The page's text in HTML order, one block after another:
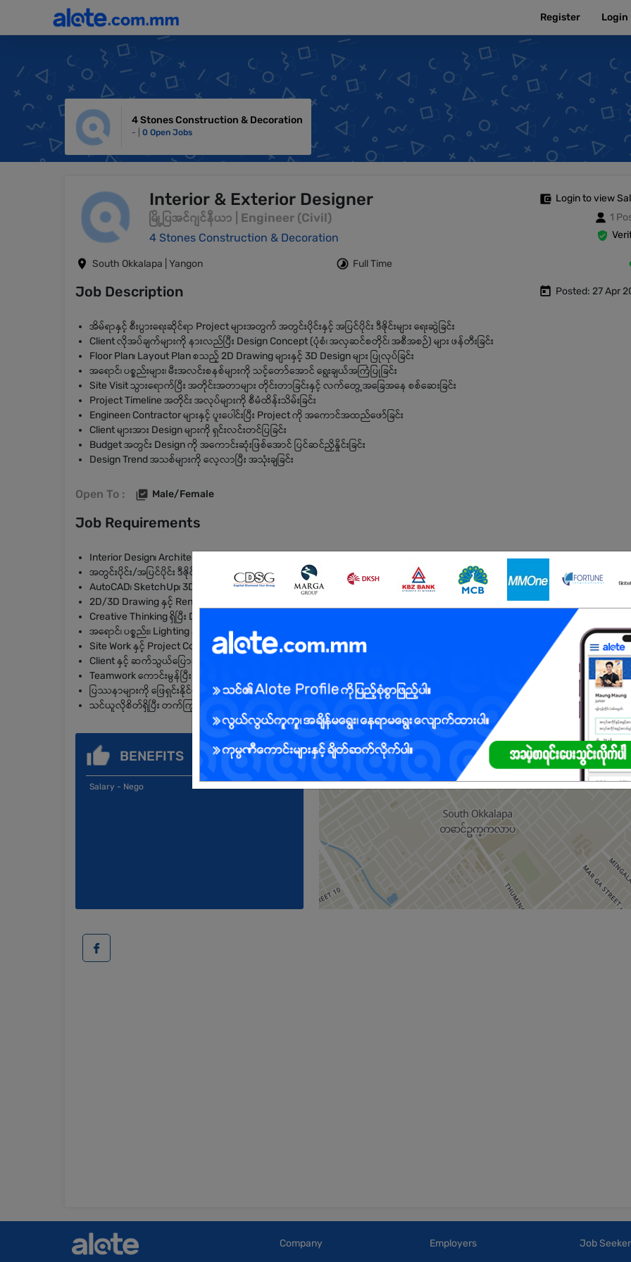
Register Login
4 Stones Construction & Decoration
- | 0 Open Jobs
Interior & Exterior Designer
မြို့ပြအင်ဂျင်နီယာ | Engineer (Civil)
4 Stones Construction & Decoration
Login to view
1
South Okkalapa | Yangon Full Time
Job Description Posted: 27 Apr
အိမ်ရာနှင့် စီးပွားရေးဆိုင်ရာ Project များအတွက် အတွင်းပိုင်းနှင့် အပြင်ပိုင်း ဒီဇိုင်းများ ရေးဆွဲခြင်း
Client လိုအပ်ချက်များကို နားလည်ပြီး Design Concept (ပုံစံ၊ အလှဆင်စတိုင်၊ အစီအစဉ်) များ ဖန်တီးခြင်း
Floor Plan၊ Layout Plan စသည့် 2D Drawing များနှင့် 3D Design များ ပြုလုပ်ခြင်း
အရောင်၊ ပစ္စည်းများ၊ မီးအလင်းစနစ်များကို သင့်တော်အောင် ရွေးချယ်အကြံပြုခြင်း
Site Visit သွားရောက်ပြီး အတိုင်းအတာများ တိုင်းတာခြင်းနှင့် လက်တွေ့အခြေအနေ စစ်ဆေးခြင်း
Project Timeline အတိုင်း အလုပ်များကို စီမံထိန်းသိမ်းခြင်း
Engineer၊ Contractor များနှင့် ပူးပေါင်းပြီး Project ကို အကောင်အထည်ဖော်ခြင်း
Client များအား Design များကို ရှင်းလင်းတင်ပြခြင်း
Budget အတွင်း Design ကို အကောင်းဆုံးဖြစ်အောင် ပြင်ဆင်ညှိနှိုင်းခြင်း
Design Trend အသစ်များကို လေ့လာပြီး အသုံးချခြင်း
Open To : Male/Female
Job Requirements
Interior Design၊ Architecture သို့မဟုတ် ဆိုင်ရာ ဘွဲ့/ဒီပလိုမာ ရရှိထားသူ
အတွင်းပိုင်း/အပြင်ပိုင်း ဒီဇိုင်းလုပ်ငန်း အတွေ့အကြုံ (2–4) နှစ်ရှိသူ
AutoCAD၊ SketchUp၊ 3Ds Max၊ V-Ray၊ Lumion စသည့် Design Software များ အသုံးပြုနိုင်သူ
2D/3D Drawing နှင့် Rendering ကျွမ်းကျင်သူ
Creative Thinking ရှိပြီး Design Sense ကောင်းမွန်သူ
အရောင်၊ ပစ္စည်း၊ Lighting နှင့် Furniture Layout အခြေခံများ နားလည်သူ
Site Work နှင့် Project Coordination အတွေ့အကြုံရှိသူ (ပိုအားသာချက်)
Client နှင့် ဆက်သွယ်ပြောဆိုနိုင်စွမ်းကောင်းမွန်သူ
Teamwork ကောင်းမွန်ပြီး Deadline အတွင်း အလုပ်ပြီးစီးနိုင်သူ
ပြဿနာများကို ဖြေရှင်းနိုင်စွမ်းရှိပြီး တာဝန်ယူမှုရှိသူ
သင်ယူလိုစိတ်ရှိပြီး တက်ကြွသူ
BENEFITS
Salary - Nego
Company Employers Job